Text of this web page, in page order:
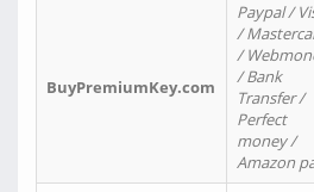
BuyPremiumKey.com
Paypal /
/
/
/ Bank
Transfer /
Perfect
money /
Amazon